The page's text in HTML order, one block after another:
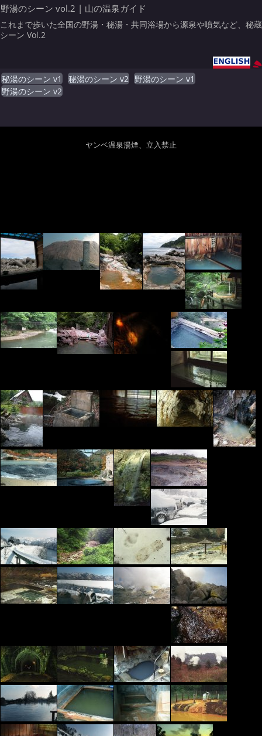
野湯のシーン vol.2 | 山の温泉ガイド
これまで歩いた全国の野湯・秘湯・共同浴場から源泉や噴気など、秘蔵
シーン Vol.2
秘湯のシーン v1 秘湯のシーン v2
野湯のシーン v1
野湯のシーン v2
ヤンベ温泉湯煙、立入禁止